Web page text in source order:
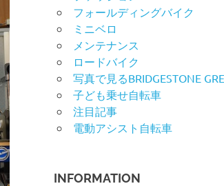
フォールディングバイク
ミニベロ
メンテナンス
ロードバイク
写真で見るBRIDGESTONE
子ども乗せ自転車
注目記事
電動アシスト自転車
INFORMATION